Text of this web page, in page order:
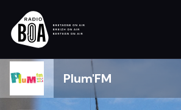
Plum'FM